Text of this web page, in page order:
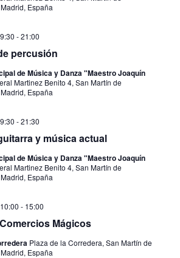
España
percusión
-21:00
de Música y Danza "Maestro Joaquín
Martinez Benito 4, San Martín de
España
y música actual
-21:30
de Música y Danza "Maestro Joaquín
Martinez Benito 4, San Martín de
España
Mágicos
- 15:00
Plaza de la Corredera, San Martín de
España